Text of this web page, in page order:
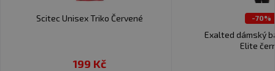
Scitec Unisex Triko Červené
199 Kč
Exalted dámský
Elite
-70%